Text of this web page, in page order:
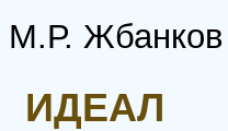
М.Р. Жбанков
ИДЕАЛ